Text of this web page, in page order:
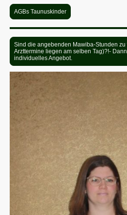
AGBs Taunuskinder
Sind die angebenden Mawiba-Stunden
Arzttermine liegen am selben Tag)?!-
individuelles Angebot.